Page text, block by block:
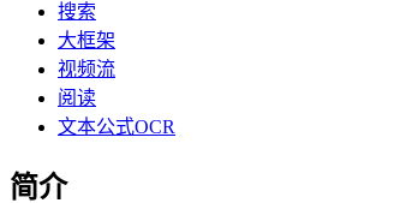
搜索
大框架
视频流
阅读
文本公式OCR
简介